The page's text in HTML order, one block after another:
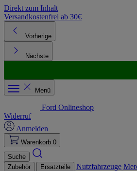
Direkt zum Inhalt
Versandkostenfrei ab 30€
Vorherige
Nächste
Menü
Ford Onlineshop
Widerruf
Anmelden
Warenkorb 0
Suche
Zubehör
Ersatzteile Nutzfahrzeuge